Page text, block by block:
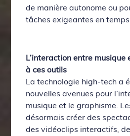
de manière autonome ou
tâches exigeantes en
L’interaction entre
à ces outils
La technologie high-tech a
nouvelles avenues pour
musique et le graphisme.
désormais créer des
des vidéoclips interactifs,